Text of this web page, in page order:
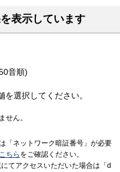
表示しています
音順)
選択してください。
せん。
「ネットワーク暗証番号」が必要
こちら をご確認ください。
てアクセスいただいた場合は「d